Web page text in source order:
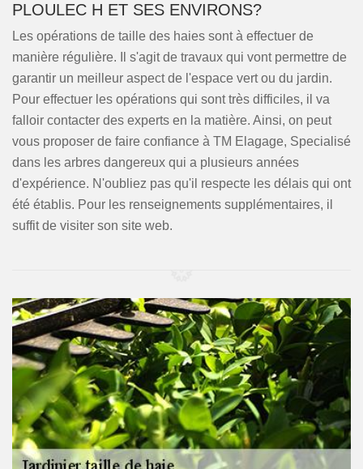
PLOULEC H ET SES ENVIRONS?
Les opérations de taille des haies sont à effectuer de
manière régulière. Il s'agit de travaux qui vont permettre de
garantir un meilleur aspect de l'espace vert ou du jardin.
Pour effectuer les opérations qui sont très difficiles, il va
falloir contacter des experts en la matière. Ainsi, on peut
vous proposer de faire confiance à TM Elagage, Specialisé
dans les arbres dangereux qui a plusieurs années
d'expérience. N'oubliez pas qu'il respecte les délais qui ont
été établis. Pour les renseignements supplémentaires, il
suffit de visiter son site web.